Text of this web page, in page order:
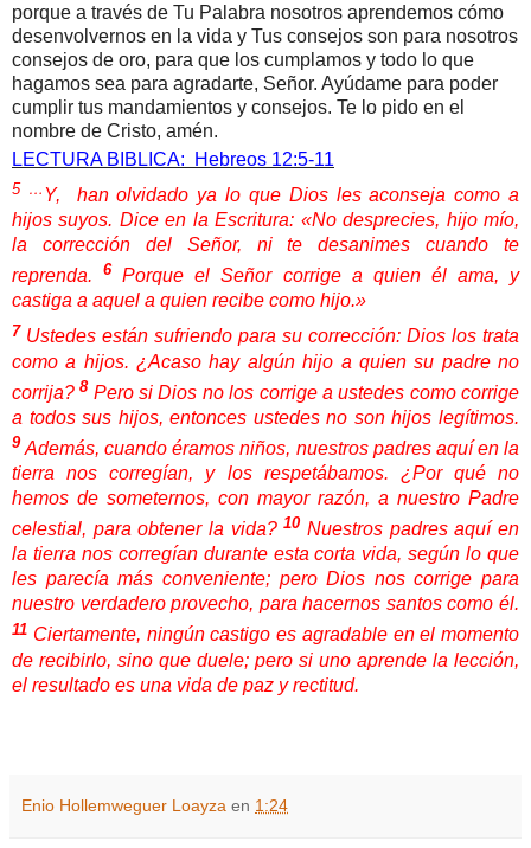
porque a través de Tu Palabra nosotros aprendemos cómo
desenvolvernos en la vida y Tus consejos son para nosotros
consejos de oro, para que los cumplamos y todo lo que
hagamos sea para agradarte, Señor. Ayúdame para poder
cumplir tus mandamientos y consejos. Te lo pido en el
nombre de Cristo, amén.
LECTURA BIBLICA: Hebreos 12:5-11
5 … Y,
han olvidado ya lo que Dios les aconseja como a
hijos suyos. Dice en la Escritura: «No desprecies, hijo mío,
la corrección del Señor, ni te desanimes cuando te
reprenda.6 Porque el Señor corrige a quien él ama, y
castiga a aquel a quien recibe como hijo.»
7 Ustedes están sufriendo para su corrección: Dios los trata
como a hijos. ¿Acaso hay algún hijo a quien su padre no
corrija?8 Pero si Dios no los corrige a ustedes como corrige
a todos sus hijos, entonces ustedes no son hijos legítimos.
9 Además, cuando éramos niños, nuestros padres aquí en la
tierra nos corregían, y los respetábamos. ¿Por qué no
hemos de someternos, con mayor razón, a nuestro Padre
celestial, para obtener la vida?10 Nuestros padres aquí en
la tierra nos corregían durante esta corta vida, según lo que
les parecía más conveniente; pero Dios nos corrige para
nuestro verdadero provecho, para hacernos santos como él.
11 Ciertamente, ningún castigo es agradable en el momento
de recibirlo, sino que duele; pero si uno aprende la lección,
el resultado es una vida de paz y rectitud.
Enio Hollemweguer Loayza en 1:24